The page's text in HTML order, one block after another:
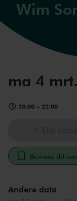
Wim
ma 4
20:00 – 22:00
Bewaar dit
Andere data